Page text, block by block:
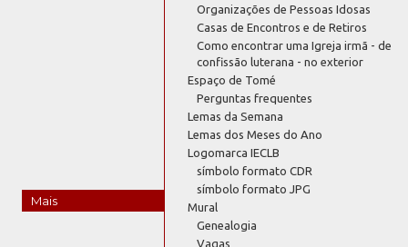
Mais
Organizações de Pessoas Idosas
Casas de Encontros e de Retiros
Como encontrar uma Igreja irmã - de
confissão luterana - no exterior
Espaço de Tomé
Perguntas frequentes
Lemas da Semana
Lemas dos Meses do Ano
Logomarca IECLB
símbolo formato CDR
símbolo formato JPG
Mural
Genealogia
Vagas